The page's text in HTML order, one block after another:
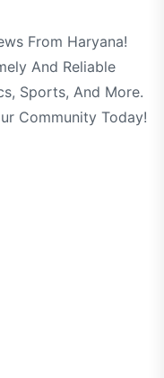
From Haryana!
And Reliable
Sports, And More.
Community Today!